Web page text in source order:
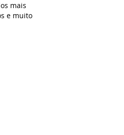
mais
e muito